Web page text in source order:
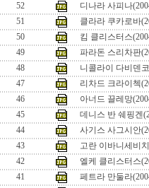
52
디나라 사피나
51
클라라 쿠카로바
50
킴 클리스터스
49
파라돈 스리차판
48
니콜라이 다비덴
47
리차드 크라이첵
46
아너드 끌레망
45
데니스 반 쉐핑겐
44
사기스 사그시안
43
고란 이바니세비
42
엘케 클리스터스
41
페트라 만둘라